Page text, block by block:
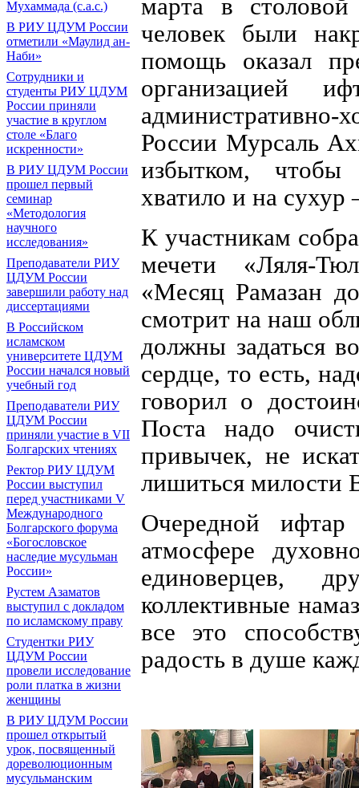
Мухаммада (с.а.с.)
В РИУ ЦДУМ России
отметили «Маулид ан-
Наби»
Сотрудники и
студенты РИУ ЦДУМ
России приняли
участие в круглом
столе «Благо
искренности»
В РИУ ЦДУМ России
прошел первый
семинар
«Методология
научного
исследования»
Преподаватели РИУ
ЦДУМ России
завершили работу над
диссертациями
В Российском
исламском
университете ЦДУМ
России начался новый
учебный год
Преподаватели РИУ
ЦДУМ России
приняли участие в VII
Болгарских чтениях
Ректор РИУ ЦДУМ
России выступил
перед участниками V
Международного
Болгарского форума
«Богословское
наследие мусульман
России»
Рустем Азаматов
выступил с докладом
по исламскому праву
Студентки РИУ
ЦДУМ России
провели исследование
роли платка в жизни
женщины
В РИУ ЦДУМ России
прошел открытый
урок, посвященный
дореволюционным
мусульманским
марта в
человек были
помощь оказал
организацией
России Мурсаль
избытком, чтобы
хватило и на
К участникам
мечети «Ляля-
«Месяц Рамазан
смотрит на наш
должны задаться
сердце, то есть,
говорил о
Поста надо
привычек, не
лишиться милости
Очередной
атмосфере
единоверцев,
коллективные
все это
радость в душе